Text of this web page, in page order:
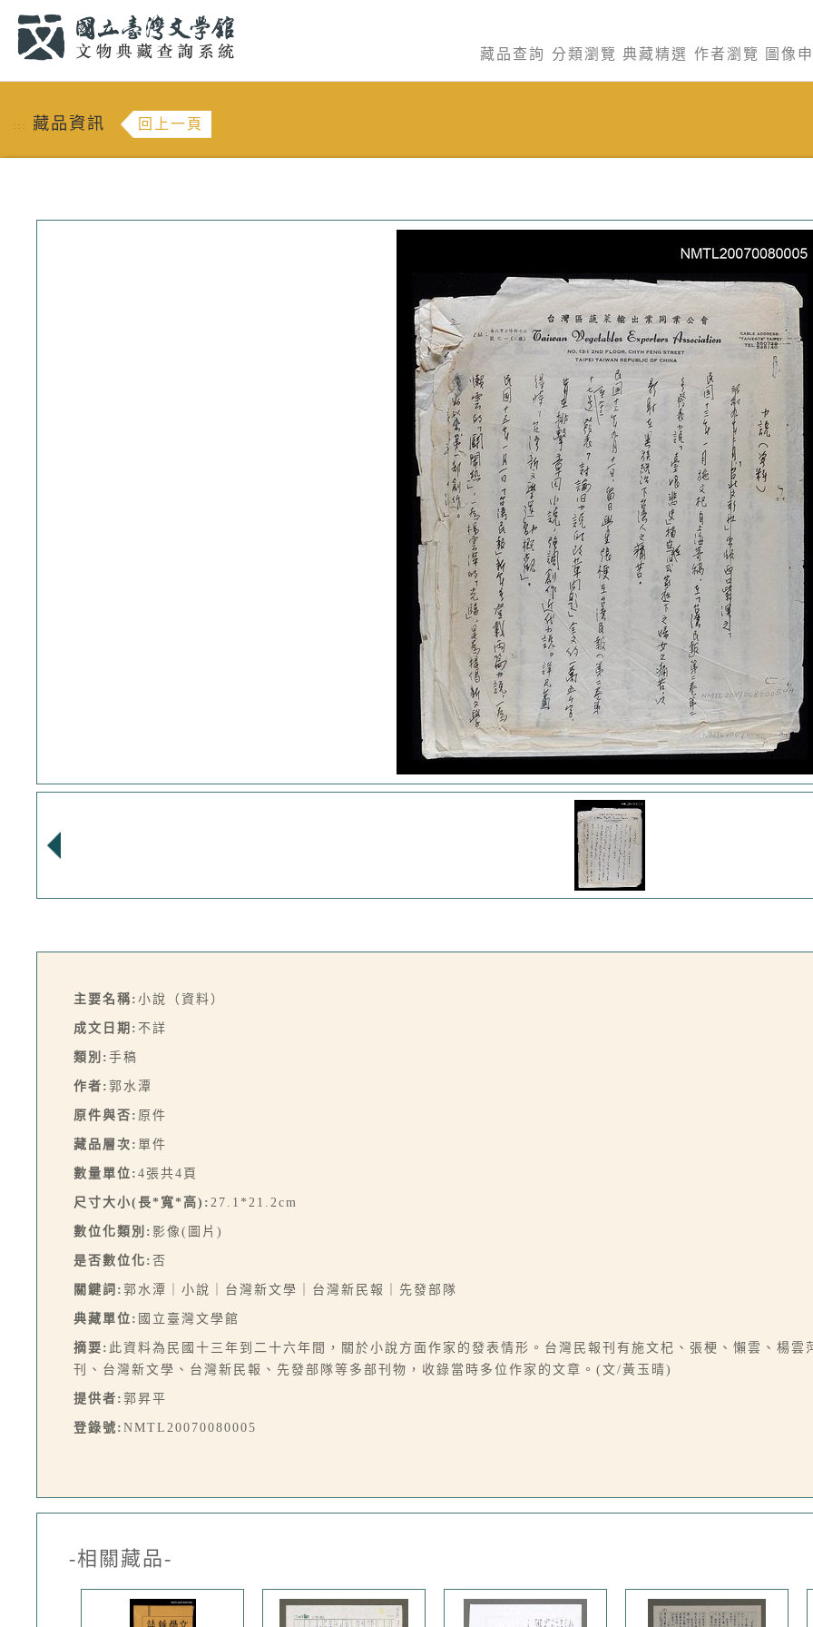
藏品查詢 分類瀏覽 典藏精選 作者瀏覽 圖像
::: 藏品資訊 回上一頁
主要名稱: 小說（資料）
成文日期: 不詳
類別: 手稿
作者: 郭水潭
原件與否: 原件
藏品層次: 單件
數量單位: 4張共4頁
尺寸大小(長*寬*高): 27.1*21.2cm
數位化類別: 影像(圖片)
是否數位化: 否
關鍵詞: 郭水潭｜小說｜台灣新文學｜台灣新民報｜先發部隊
典藏單位: 國立臺灣文學館
摘要: 此資料為民國十三年到二十六年間，關於小說方面作家的發表情形。台灣民報刊有施文杞、張梗、懶雲、楊
刊、台灣新文學、台灣新民報、先發部隊等多部刊物，收錄當時多位作家的文章。(文/黃玉晴)
提供者: 郭昇平
登錄號: NMTL20070080005
-相關藏品-